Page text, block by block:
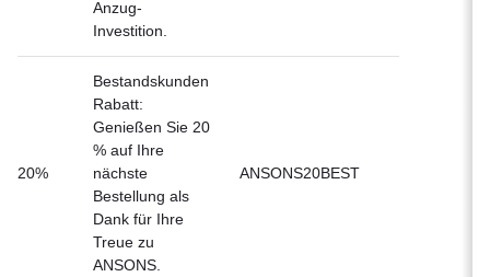
Anzug-
Investition.
20%
Bestandskunden
Rabatt:
Genießen Sie 20
% auf Ihre
nächste
Bestellung als
Dank für Ihre
Treue zu
ANSONS.
ANSONS20BEST